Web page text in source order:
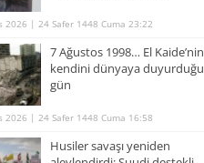
2026 | 24 Safer 1448 Cuma 23:22
7 Ağustos 1998… El Kaide’nin
kendini dünyaya duyurduğu
gün
2026 | 24 Safer 1448 Cuma 16:58
Husiler savaşı yeniden